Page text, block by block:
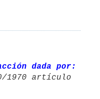
dada por: